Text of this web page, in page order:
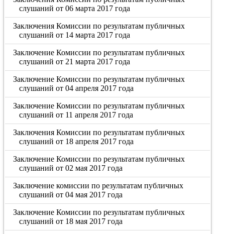
слушаний от 06 марта 2017 года
Заключения Комиссии по результатам публичных
слушаний от 14 марта 2017 года
Заключение Комиссии по результатам публичных
слушаний от 21 марта 2017 года
Заключение Комиссии по результатам публичных
слушаний от 04 апреля 2017 года
Заключение Комиссии по результатам публичных
слушаний от 11 апреля 2017 года
Заключения Комиссии по результатам публичных
слушаний от 18 апреля 2017 года
Заключение Комиссии по результатам публичных
слушаний от 02 мая 2017 года
Заключение комиссии по результатам публичных
слушаний от 04 мая 2017 года
Заключение Комиссии по результатам публичных
слушаний от 18 мая 2017 года